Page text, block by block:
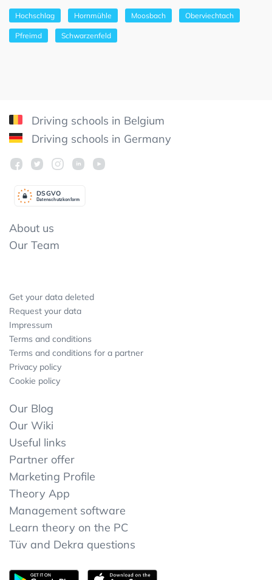
Hochschlag Hornmühle Moosbach Oberviechtach
Pfreimd Schwarzenfeld
Driving schools in Belgium
Driving schools in Germany
Datenschutzkonform
DSGVO
About us
Our Team
Get your data deleted
Request your data
Impressum
Terms and conditions
Terms and conditions for a partner
Privacy policy
Cookie policy
Our Blog
Our Wiki
Useful links
Partner offer
Marketing Profile
Theory App
Management software
Learn theory on the PC
Tüv and Dekra questions